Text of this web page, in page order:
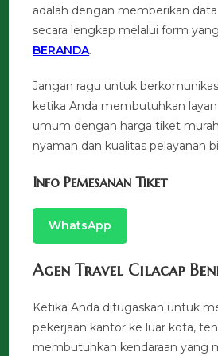
adalah dengan memberikan
secara lengkap melalui form
BERANDA.
Jangan ragu untuk
ketika Anda membutuhkan
umum dengan harga tiket
nyaman dan kualitas pelayanan
Info Pemesanan Tiket
WhatsApp
Agen Travel Cilacap
Ketika Anda ditugaskan untuk
pekerjaan kantor ke luar kota,
membutuhkan kendaraan yang